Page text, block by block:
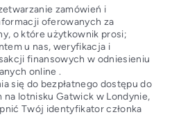
zamówień i
oferowanych za
o które użytkownik prosi;
u nas, weryfikacja i
finansowych w odniesieniu
online .
się do bezpłatnego dostępu do
na lotnisku Gatwick w Londynie,
Twój identyfikator członka